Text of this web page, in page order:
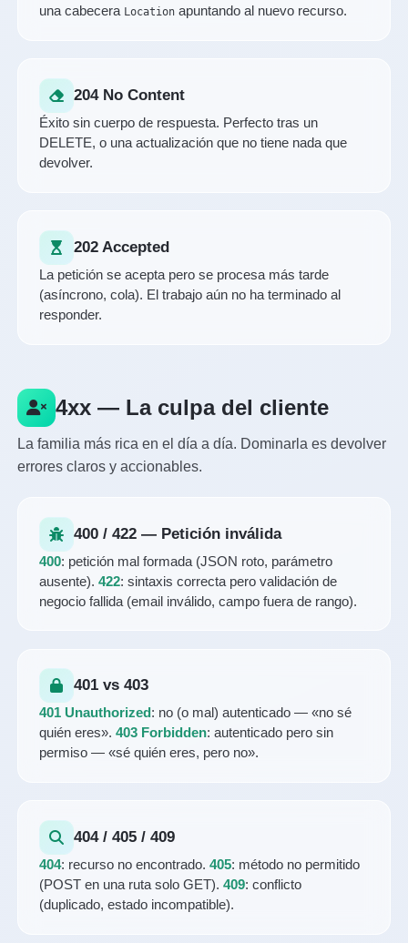
una cabecera Locationapuntando al nuevo recurso.
204 No Content
Éxito sin cuerpo de respuesta. Perfecto tras un
DELETE, o una actualización que no tiene nada que
devolver.
202 Accepted
La petición se acepta pero se procesa más tarde
(asíncrono, cola). El trabajo aún no ha terminado al
responder.
4xx — La culpa del cliente
La familia más rica en el día a día. Dominarla es devolver
errores claros y accionables.
400 / 422 — Petición inválida
400: petición mal formada (JSON roto, parámetro
ausente). 422: sintaxis correcta pero validación de
negocio fallida (email inválido, campo fuera de rango).
401 vs 403
401 Unauthorized: no (o mal) autenticado — «no sé
quién eres». 403 Forbidden: autenticado pero sin
permiso — «sé quién eres, pero no».
404 / 405 / 409
404: recurso no encontrado. 405: método no permitido
(POST en una ruta solo GET). 409: conflicto
(duplicado, estado incompatible).